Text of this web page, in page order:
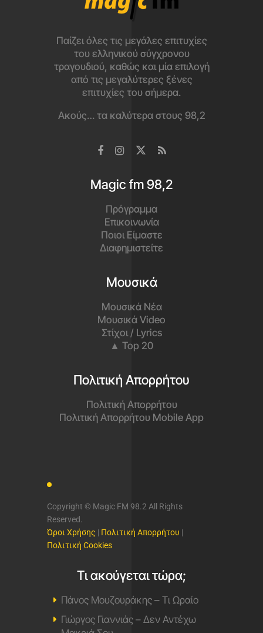
Παίζει όλες τις μεγάλες επιτυχίες
του ελληνικού σύγχρονου
τραγουδιού, καθώς και μία επιλογή
από τις μεγαλύτερες ξένες
επιτυχίες του σήμερα.
Ακούς… τα καλύτερα στους 98,2
Magic fm 98,2
Πρόγραμμα
Επικοινωνία
Ποιοι Είμαστε
Διαφημιστείτε
Μουσικά
Μουσικά Νέα
Μουσικά Video
Στίχοι / Lyrics
▲ Top 20
Πολιτική Απορρήτου
Πολιτική Απορρήτου
Πολιτική Απορρήτου Mobile App
Copyright © Magic FM 98.2 All Rights
Reserved.
Όροι Χρήσης | Πολιτική Απορρήτου |
Πολιτική Cookies
Τι ακούγεται τώρα;
Πάνος Μουζουράκης – Τι Ωραίο
Γιώργος Γιαννιάς – Δεν Αντέχω